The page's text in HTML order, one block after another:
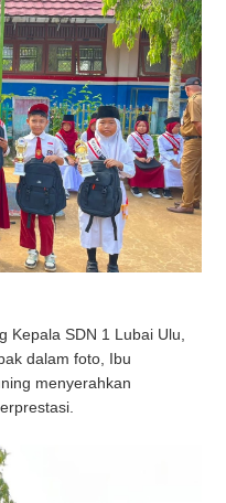
Kepala SDN 1 Lubai Ulu,
dalam foto, Ibu
menyerahkan